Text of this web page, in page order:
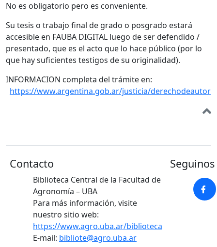
No es obligatorio pero es conveniente.
Su tesis o trabajo final de grado o posgrado estará
accesible en FAUBA DIGITAL luego de ser defendido /
presentado, que es el acto que lo hace público (por lo
que hay suficientes testigos de su originalidad).
INFORMACION completa del trámite en:
https://www.argentina.gob.ar/justicia/derechodeautor
Contacto
Biblioteca Central de la Facultad de
Agronomía – UBA
Para más información, visite
nuestro sitio web:
https://www.agro.uba.ar/biblioteca
E-mail: bibliote@agro.uba.ar